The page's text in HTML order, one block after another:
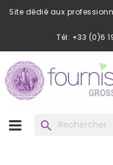
Site dédié aux
Tél: +33 (0)6
search